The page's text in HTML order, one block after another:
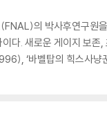
의 박사후연구원
다. 새로운 게이지 보존,
‘바벨탑의 힉스사냥